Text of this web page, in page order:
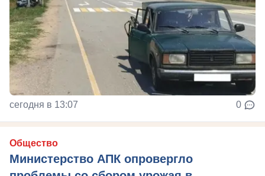
сегодня в 13:07 0
Общество
Министерство АПК опровергло